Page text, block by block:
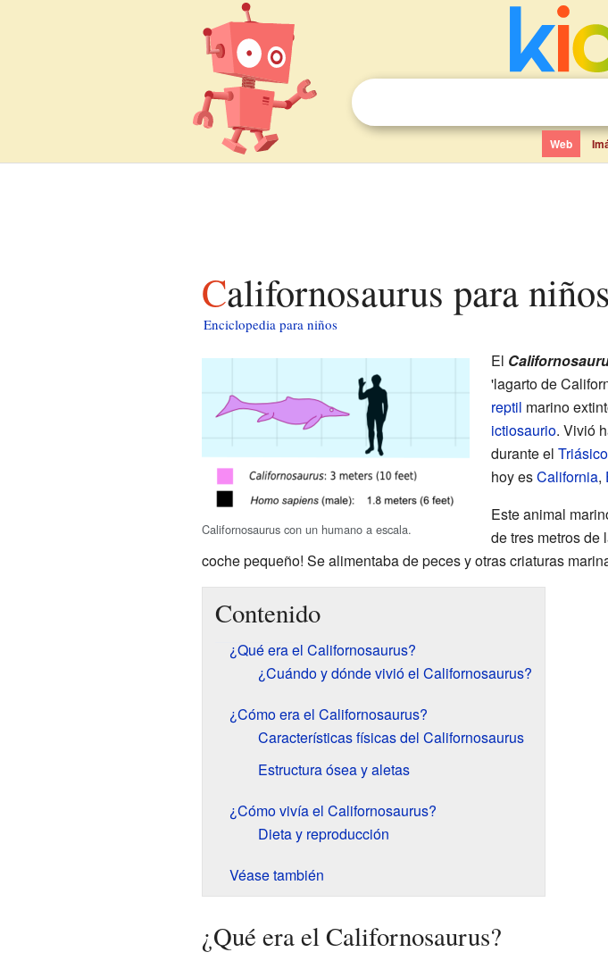
Web
Californosaurus para niños
Enciclopedia para niños
Californosaurus con un humano a escala.
El
'lagarto de
reptil marino
ictiosaurio. Vivió
durante el
hoy esCalifornia,
Este animal
de tres metros de
coche pequeño! Se alimentaba de peces y otras criaturas
Contenido
¿Qué era el Californosaurus?
¿Cuándo y dónde vivió el Californosaurus?
¿Cómo era el Californosaurus?
Características físicas del Californosaurus
Estructura ósea y aletas
¿Cómo vivía el Californosaurus?
Dieta y reproducción
Véase también
¿Qué era el Californosaurus?